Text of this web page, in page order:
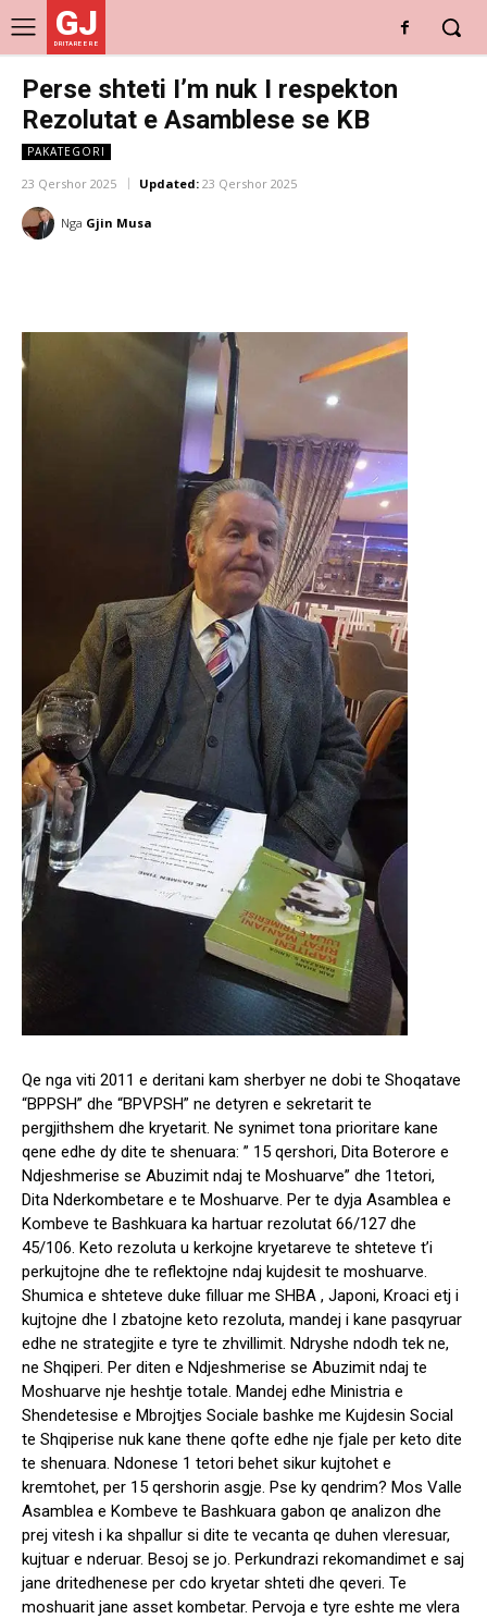
GJ
DRITARE E RE
Perse shteti I’m nuk I respekton
Rezolutat e Asamblese se KB
PAKATEGORI
23 Qershor 2025 Updated: 23 Qershor 2025
Nga Gjin Musa
Qe nga viti 2011 e deritani kam sherbyer ne dobi te Shoqatave
“BPPSH” dhe “BPVPSH” ne detyren e sekretarit te
pergjithshem dhe kryetarit. Ne synimet tona prioritare kane
qene edhe dy dite te shenuara: ” 15 qershori, Dita Boterore e
Ndjeshmerise se Abuzimit ndaj te Moshuarve” dhe 1tetori,
Dita Nderkombetare e te Moshuarve. Per te dyja Asamblea e
Kombeve te Bashkuara ka hartuar rezolutat 66/127 dhe
45/106. Keto rezoluta u kerkojne kryetareve te shteteve t’i
perkujtojne dhe te reflektojne ndaj kujdesit te moshuarve.
Shumica e shteteve duke filluar me SHBA , Japoni, Kroaci etj i
kujtojne dhe I zbatojne keto rezoluta, mandej i kane pasqyruar
edhe ne strategjite e tyre te zhvillimit. Ndryshe ndodh tek ne,
ne Shqiperi. Per diten e Ndjeshmerise se Abuzimit ndaj te
Moshuarve nje heshtje totale. Mandej edhe Ministria e
Shendetesise e Mbrojtjes Sociale bashke me Kujdesin Social
te Shqiperise nuk kane thene qofte edhe nje fjale per keto dite
te shenuara. Ndonese 1 tetori behet sikur kujtohet e
kremtohet, per 15 qershorin asgje. Pse ky qendrim? Mos Valle
Asamblea e Kombeve te Bashkuara gabon qe analizon dhe
prej vitesh i ka shpallur si dite te vecanta qe duhen vleresuar,
kujtuar e nderuar. Besoj se jo. Perkundrazi rekomandimet e saj
jane dritedhenese per cdo kryetar shteti dhe qeveri. Te
moshuarit jane asset kombetar. Pervoja e tyre eshte me vlera